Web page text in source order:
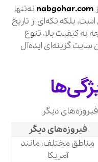
nabgohar.com نه‌تنها
بلکه تکه‌ای از تاریخ
به کیفیت بالا، تنوع
گزینه‌ای ایده‌آل
دیگر
فیروزه‌های دیگر
مناطق مختلف، مانند
آمریکا